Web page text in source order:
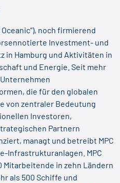
Oceanic“), noch firmierend
Investment- und
in Hamburg und Aktivitäten in
und Energie. Seit mehr
die für den globalen
von zentraler Bedeutung
Investoren,
Partnern
managt und betreibt MPC
Infrastrukturanlagen. MPC
in zehn Ländern
als 500 Schiffe und